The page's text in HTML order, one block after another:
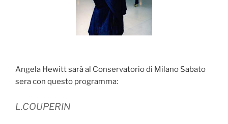
Angela Hewitt sarà al Conservatorio di Milano Sabato
sera con questo programma:
L.COUPERIN